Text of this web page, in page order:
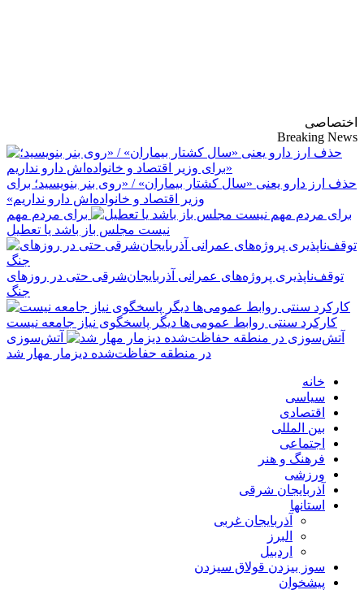
اختصاصی
Breaking News
حذف ارز دارو یعنی «سال کشتار بیماران» / «روی بنر بنویسید؛ برای
وزیر اقتصاد و خانواده‌اش دارو نداریم»
برای مردم مهم
نیست مجلس باز باشد یا تعطیل
توقف‌ناپذیری پروژه‌های عمرانی آذربایجان‌شرقی حتی در روزهای
جنگ
کارکرد سنتی روابط عمومی‌ها دیگر پاسخگوی نیاز جامعه نیست
آتش‌سوزی
در منطقه حفاظت‌شده دیزمار مهار شد
خانه
سیاسی
اقتصادی
بین المللی
اجتماعی
فرهنگ و هنر
ورزشی
آذربایجان شرقی
استانها
آذربایجان غربی
البرز
اردبیل
سوز بیزدن قولاق سیزدن
پیشخوان